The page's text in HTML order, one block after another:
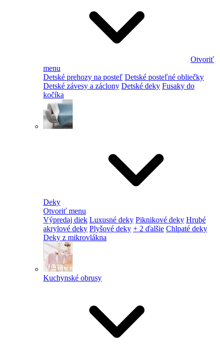
Otvoriť
menu
Detské prehozy na posteľ Detské posteľné obliečky
Detské závesy a záclony Detské deky Fusaky do
kočíka
Deky
Otvoriť menu
Výpredaj diek Luxusné deky Piknikové deky Hrubé
akrylové deky Plyšové deky + 2 ďalšie Chlpaté deky
Deky z mikrovlákna
Kuchynské obrusy